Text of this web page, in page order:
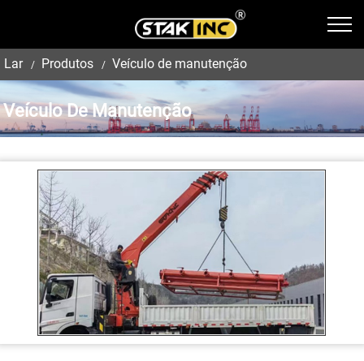
Lar Produtos Veículo de manutenção
Veículo De Manutenção